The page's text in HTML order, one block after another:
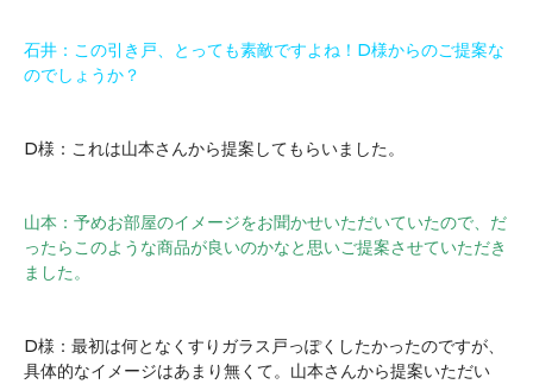
石井：この引き戸、とっても素敵ですよね！D様からのご提案な
のでしょうか？
D様：これは山本さんから提案してもらいました。
山本：予めお部屋のイメージをお聞かせいただいていたので、だ
ったらこのような商品が良いのかなと思いご提案させていただき
ました。
D様：最初は何となくすりガラス戸っぽくしたかったのですが、
具体的なイメージはあまり無くて。山本さんから提案いただい